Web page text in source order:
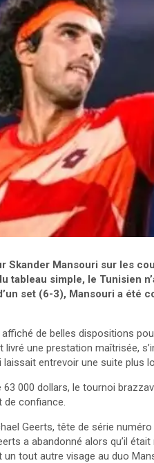
Skander Mansouri sur les
tableau simple, le Tunisien
set (6-3), Mansouri a été
de belles dispositions
livré une prestation maîtrisée,
entrevoir une suite plus
000 dollars, le tournoi
de confiance.
Geerts, tête de série
a abandonné alors qu’il
tout autre visage au duo